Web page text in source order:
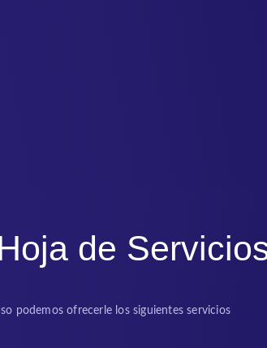
de
podemos ofrecerle los siguientes servicios